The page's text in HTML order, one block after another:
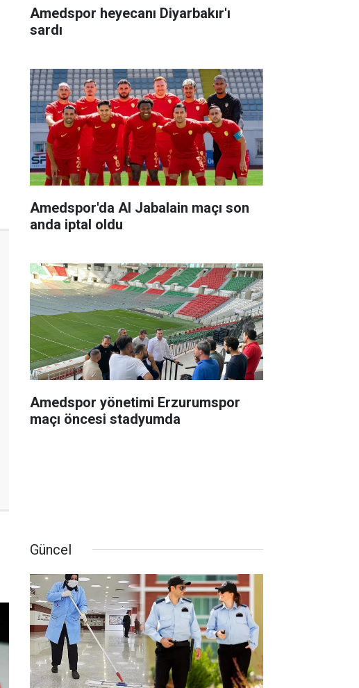
Amedspor heyecanı Diyarbakır'ı
sardı
Amedspor'da Al Jabalain maçı son
anda iptal oldu
Amedspor yönetimi Erzurumspor
maçı öncesi stadyumda
Güncel